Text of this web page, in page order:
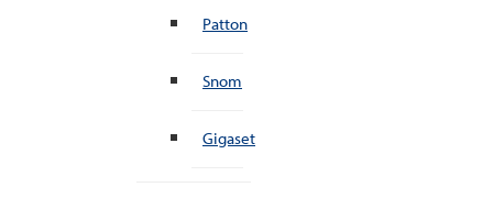
Patton
Snom
Gigaset